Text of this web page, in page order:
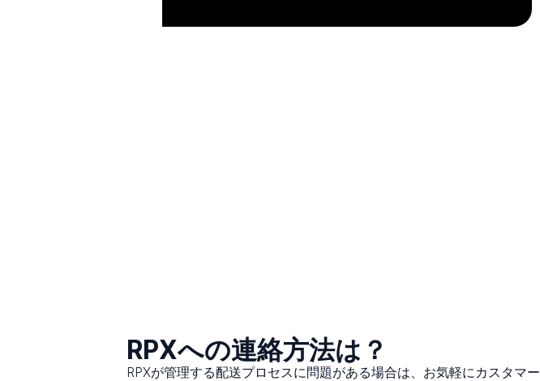
RPXへの連絡方法は？
RPXが管理する配送プロセスに問題がある場合は、お気軽にカスタマー